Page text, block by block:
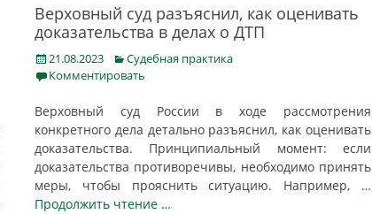
Верховный суд разъяснил, как оценивать
доказательства в делах о ДТП
Posted
on
21.08.2023 Categories
Судебная практика
Комментировать
Верховный суд России в ходе рассмотрения
конкретного дела детально разъяснил, как оценивать
доказательства. Принципиальный момент: если
доказательства противоречивы, необходимо принять
меры, чтобы прояснить ситуацию. Например, …
Продолжить чтение …